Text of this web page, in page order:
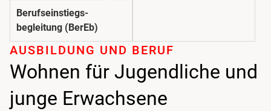
Berufseinstiegs­
begleitung (BerEb)
Wohnen für Jugendliche und
junge Erwachsene
AUSBILDUNG UND BERUF